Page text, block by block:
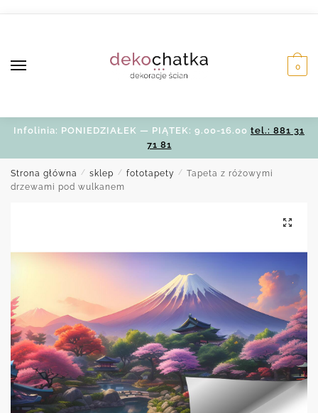
0
Infolinia: PONIEDZIAŁEK — PIĄTEK: 9.00-16.00 tel.: 881 31
71 81
Strona główna / sklep / fototapety / Tapeta z różowymi
drzewami pod wulkanem